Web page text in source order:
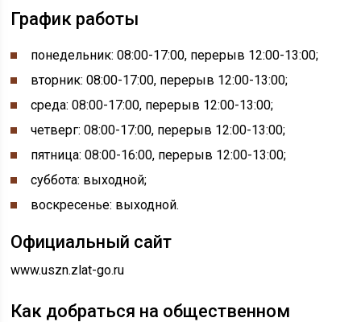
График работы
понедельник:08:00-17:00, перерыв 12:00-13:00;
вторник: 08:00-17:00, перерыв 12:00-13:00;
среда: 08:00-17:00, перерыв 12:00-13:00;
четверг: 08:00-17:00, перерыв 12:00-13:00;
пятница: 08:00-16:00, перерыв 12:00-13:00;
суббота: выходной;
воскресенье: выходной.
Официальный сайт
www.uszn.zlat-go.ru
Как добраться на общественном